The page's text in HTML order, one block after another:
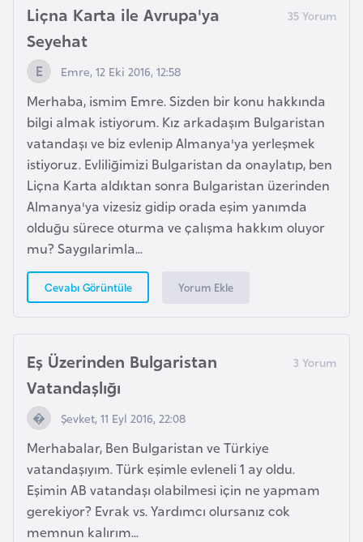
Liçna Karta ile Avrupa'ya
Seyehat
Emre, 12 Eki 2016, 12:58
Merhaba, ismim Emre. Sizden bir konu hakkında
bilgi almak istiyorum. Kız arkadaşım Bulgaristan
vatandaşı ve biz evlenip Almanya'ya yerleşmek
istiyoruz. Evliliğimizi Bulgaristan da onaylatıp, ben
Liçna Karta aldıktan sonra Bulgaristan üzerinden
Almanya'ya vizesiz gidip orada eşim yanımda
olduğu sürece oturma ve çalışma hakkım oluyor
mu? Saygılarimla...
Cevabı Görüntüle Yorum Ekle
Eş Üzerinden Bulgaristan
Vatandaşlığı
Şevket, 11 Eyl 2016, 22:08
Merhabalar, Ben Bulgaristan ve Türkiye
vatandaşıyım. Türk eşimle evleneli 1 ay oldu.
Eşimin AB vatandaşı olabilmesi için ne yapmam
gerekiyor? Evrak vs. Yardımcı olursanız cok
memnun kalırım...
İ
s
r
a
i
l
İ
s
v
e
ç
İ
s
i
ç
r
e
İ
a